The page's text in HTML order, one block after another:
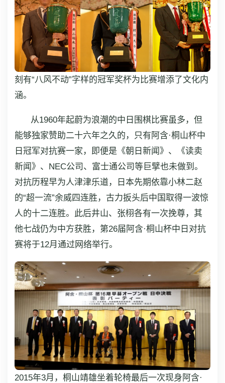
刻有“八风不动”字样的冠军奖杯为比赛增添了文化内
涵。
从1960年起蔚为浪潮的中日围棋比赛虽多，但
能够独家赞助二十六年之久的，只有阿含·桐山杯中
日冠军对抗赛一家，即便是《朝日新闻》、《读卖
新闻》、NEC公司、富士通公司等巨擘也未做到。
对抗历程早为人津津乐道，日本先期依靠小林二赵
的“超一流”余威四连胜，古力扳头后中国取得一波惊
人的十二连胜。此后井山、张栩各有一次挽尊，其
他七战仍为中方获胜，第26届阿含·桐山杯中日对抗
赛将于12月通过网络举行。
2015年3月，桐山靖雄坐着轮椅最后一次现身阿含·